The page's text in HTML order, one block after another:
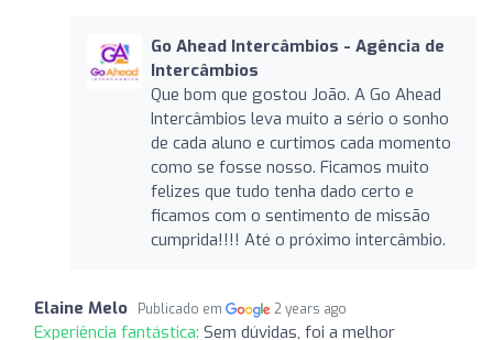
Go Ahead Intercâmbios - Agência de
Intercâmbios
Que bom que gostou João. A Go Ahead
Intercâmbios leva muito a sério o sonho
de cada aluno e curtimos cada momento
como se fosse nosso. Ficamos muito
felizes que tudo tenha dado certo e
ficamos com o sentimento de missão
cumprida!!!! Até o próximo intercâmbio.
Elaine Melo Publicado em 2 years ago
Experiência fantástica: Sem dúvidas, foi a melhor